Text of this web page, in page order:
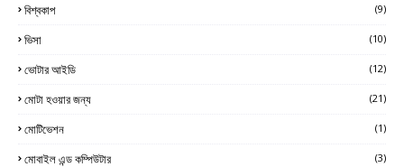
বিশ্বকাপ (9)
ভিসা (10)
ভোটার আইডি (12)
মোটা হওয়ার জন্য (21)
মোটিভেশন (1)
মোবাইল এন্ড কম্পিউটার (3)